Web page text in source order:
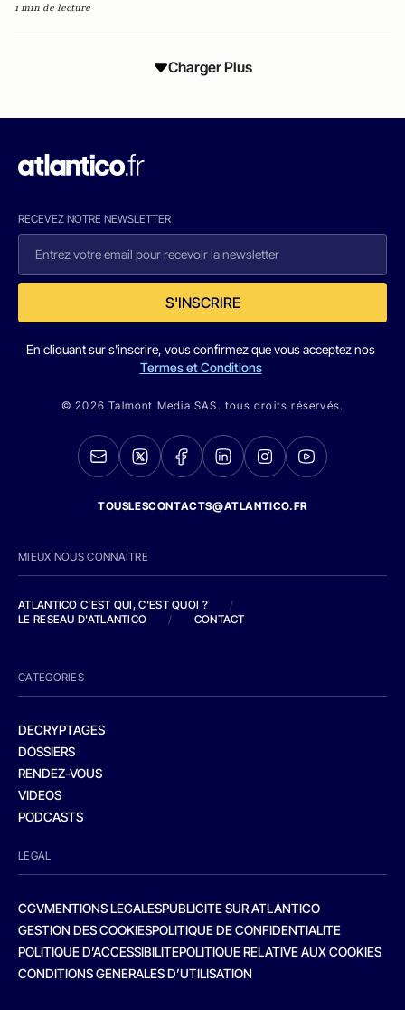
1 min de lecture
Charger Plus
RECEVEZ NOTRE NEWSLETTER
S'INSCRIRE
En cliquant sur s'inscrire, vous confirmez que vous acceptez nos
Termes et Conditions
© 2026 Talmont Media SAS. tous droits réservés.
TOUSLESCONTACTS@ATLANTICO.FR
MIEUX NOUS CONNAITRE
ATLANTICO C'EST QUI, C'EST QUOI ?
/
LE RESEAU D'ATLANTICO
/ CONTACT
CATEGORIES
DECRYPTAGES
DOSSIERS
RENDEZ-VOUS
VIDEOS
PODCASTS
LEGAL
CGVMENTIONS LEGALESPUBLICITE SUR ATLANTICO
GESTION DES COOKIESPOLITIQUE DE CONFIDENTIALITE
POLITIQUE D’ACCESSIBILITEPOLITIQUE RELATIVE AUX COOKIES
CONDITIONS GENERALES D’UTILISATION